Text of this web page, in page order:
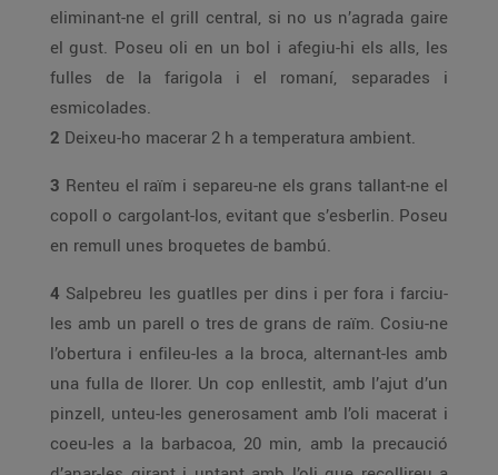
eliminant-ne el grill central, si no us n’agrada gaire
el gust. Poseu oli en un bol i afegiu-hi els alls, les
fulles de la farigola i el romaní, separades i
esmicolades.
2 Deixeu-ho macerar 2 h a temperatura ambient.
3 Renteu el raïm i separeu-ne els grans tallant-ne el
copoll o cargolant-los, evitant que s’esberlin. Poseu
en remull unes broquetes de bambú.
4 Salpebreu les guatlles per dins i per fora i farciu-
les amb un parell o tres de grans de raïm. Cosiu-ne
l’obertura i enfileu-les a la broca, alternant-les amb
una fulla de llorer. Un cop enllestit, amb l’ajut d’un
pinzell, unteu-les generosament amb l’oli macerat i
coeu-les a la barbacoa, 20 min, amb la precaució